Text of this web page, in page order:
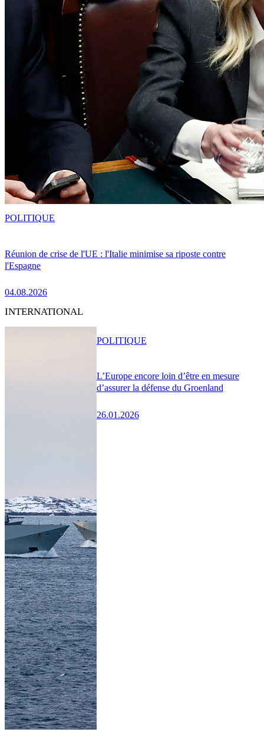
Réunion de crise de l'UE : l'Italie minimise sa riposte contre
l'Espagne
04.08.2026
POLITIQUE
INTERNATIONAL
L’Europe encore loin d’être en mesure
d’assurer la défense du Groenland
26.01.2026
POLITIQUE